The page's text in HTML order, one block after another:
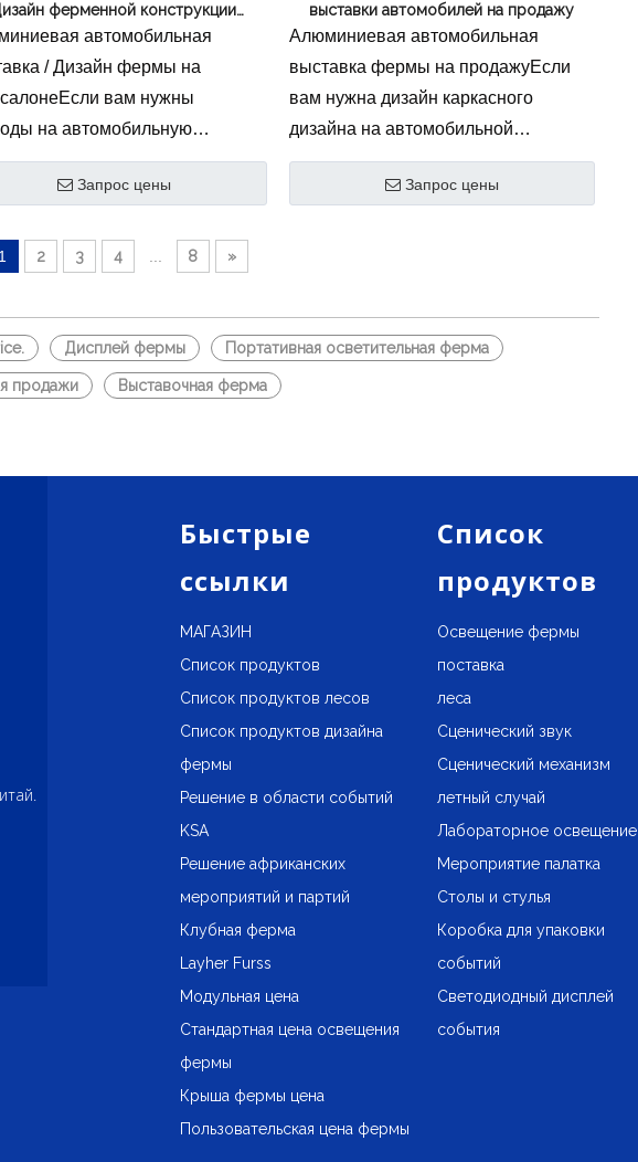
ферменной конструкции
автосалона
автомобильная
/ Дизайн фермы на
вам нужны
на автомобильную
вы можете связаться с
мы являемся
ферменных
выставки дизайн
и выставки автомобильной
Запрос цены
выставки автомобилей на продажу
Алюминиевая автомобильная
выставка фермы на продажуЕсли
вам нужна дизайн каркасного
дизайна на автомобильной
выставке, вы можете связаться с
нами, мы являемся
можем привидеть автомобильные
выставки Информация о ферме и
Запрос цены
1 2 3 4 8 »
Дисплей фермы Портативная осветительная ферма
продажи Выставочная ферма
Быстрые
ссылки
МАГАЗИН
Список продуктов
Список продуктов лесов
Список продуктов дизайна
фермы
Решение в области событий
KSA
Решение африканских
мероприятий и партий
Клубная ферма
Layher Furss
Модульная цена
Стандартная цена освещения
фермы
Крыша фермы цена
Пользовательская цена фермы
Список
продуктов
Освещение фермы
поставка
леса
Сценический звук
Сценический механизм
летный случай
Лабораторное освещение
Мероприятие палатка
Столы и стулья
Коробка для упаковки
событий
Светодиодный дисплей
события